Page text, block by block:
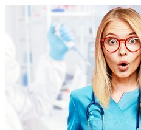
содержимому
портала
ответами